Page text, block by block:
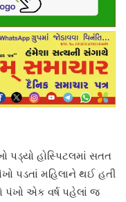
પડ્યો હોસ્પિટલમાં સતત
પડતાં મહિલાને થઈ હતી
એક વર્ષ પહેલાં જ